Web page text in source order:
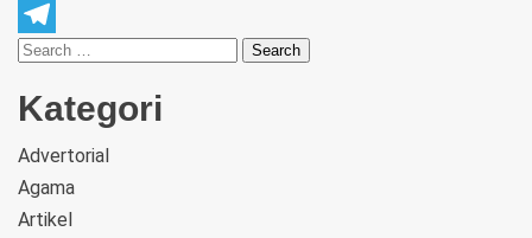
WhatsApp
Telegram
Kategori
Advertorial
Agama
Artikel